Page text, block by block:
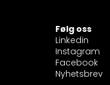
Følg oss
Linkedin
Instagram
Facebook
Nyhetsbrev